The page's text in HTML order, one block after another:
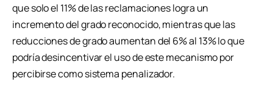
que solo el 11% de las reclamaciones logra un
incremento del grado reconocido, mientras que las
reducciones de grado aumentan del 6% al 13% lo que
podría desincentivar el uso de este mecanismo por
percibirse como sistema penalizador.